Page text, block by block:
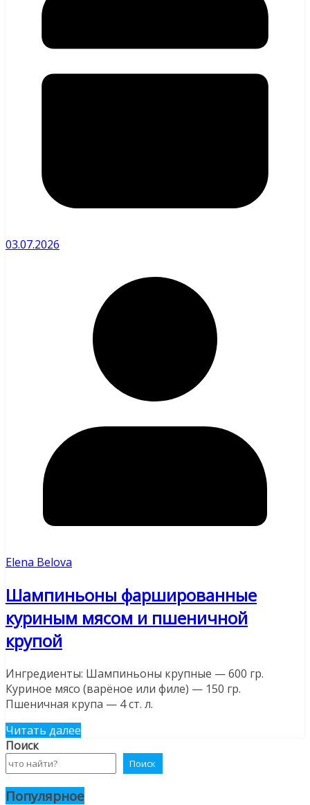
03.07.2026
Elena Belova
Шампиньоны фаршированные
куриным мясом и пшеничной
крупой
Ингредиенты: Шампиньоны крупные — 600 гр.
Куриное мясо (варёное или филе) — 150 гр.
Пшеничная крупа — 4 ст. л.
Читать далее
Поиск
Поиск
Популярное